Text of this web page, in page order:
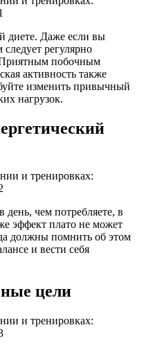
диете. Даже если вы
регулярно
Приятным побочным
активность также
изменить привычный
нагрузок.
чем потребляете, в
эффект плато не может
должны помнить об этом
и вести себя
цели